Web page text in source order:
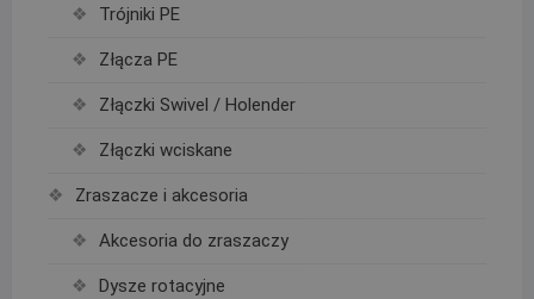
Trójniki PE
Złącza PE
Złączki Swivel / Holender
Złączki wciskane
Zraszacze i akcesoria
Akcesoria do zraszaczy
Dysze rotacyjne